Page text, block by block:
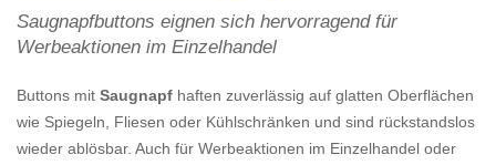
Saugnapfbuttons eignen sich hervorragend für
Werbeaktionen im Einzelhandel
Buttons mit Saugnapf haften zuverlässig auf glatten Oberflächen
wie Spiegeln, Fliesen oder Kühlschränken und sind rückstandslos
wieder ablösbar. Auch für Werbeaktionen im Einzelhandel oder